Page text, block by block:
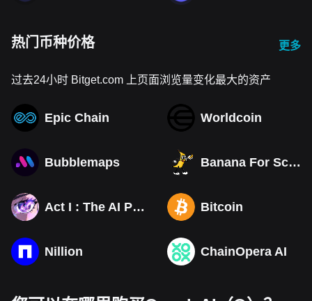
热门币种价格 更多
过去24小时 Bitget.com 上页面浏览量变化最大的资产
Epic Chain Worldcoin
Bubblemaps Banana For Scale
Act I : The AI Prophecy Bitcoin
Nillion ChainOpera AI